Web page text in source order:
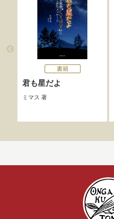
書籍
君も星だよ
ミマス 著